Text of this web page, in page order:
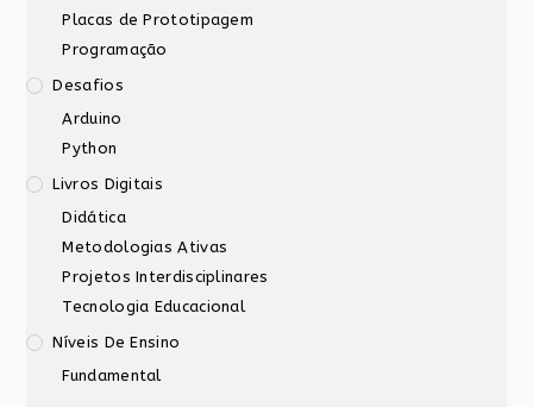
Placas de Prototipagem
Programação
Desafios
Arduino
Python
Livros Digitais
Didática
Metodologias Ativas
Projetos Interdisciplinares
Tecnologia Educacional
Níveis De Ensino
Fundamental